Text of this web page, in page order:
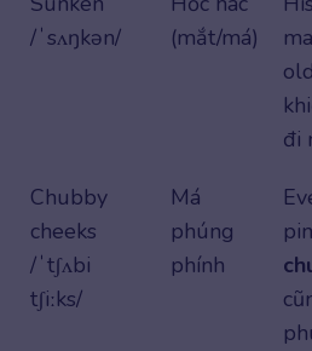
/ˈsʌŋkən/
(mắt/má)
đi
Chubby
cheeks
/ˈtʃʌbi
tʃiːks/
Má
phúng
phính